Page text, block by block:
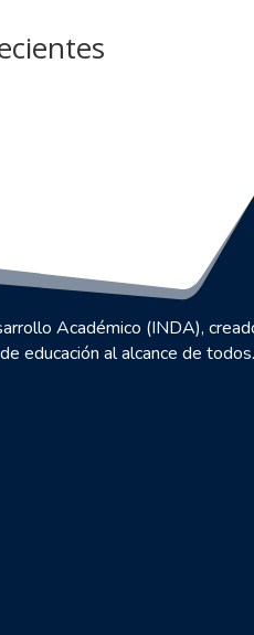
Académico (INDA),
educación al alcance de todos.